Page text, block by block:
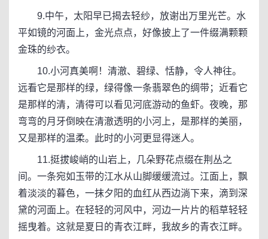
9.中午，太阳早已揭去轻纱，放谢出万里光芒。水
平如镜的河面上，金光点点，好像披上了一件缀满颗颗
金珠的纱衣。
10.小河真美啊！清澈、碧绿、恬静，令人神往。
远看它是那样的绿，绿得像一条翡翠色的绸带；近看它
是那样的清，清得可以看见河底游动的鱼虾。夜晚，那
弯弯的月牙倒映在清澈透明的小河上，是那样的美丽，
又是那样的温柔。此时的小河更显得迷人。
11.挺拔峻峭的山岩上，几朵野花点缀在荆丛之
间。一条宛如玉带的江水从山脚缓缓流过。江面上，飘
着淡淡的暮色，一抹夕阳的血红从西边淌下来，滴到深
黛的河面上。在轻轻的河风中，河边一片片的稻草轻轻
摇曳着。这就是夏日的青衣江畔，我故乡的青衣江畔。